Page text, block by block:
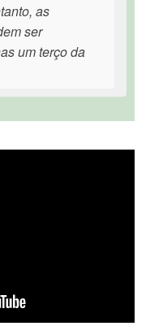
as
ser
um terço da